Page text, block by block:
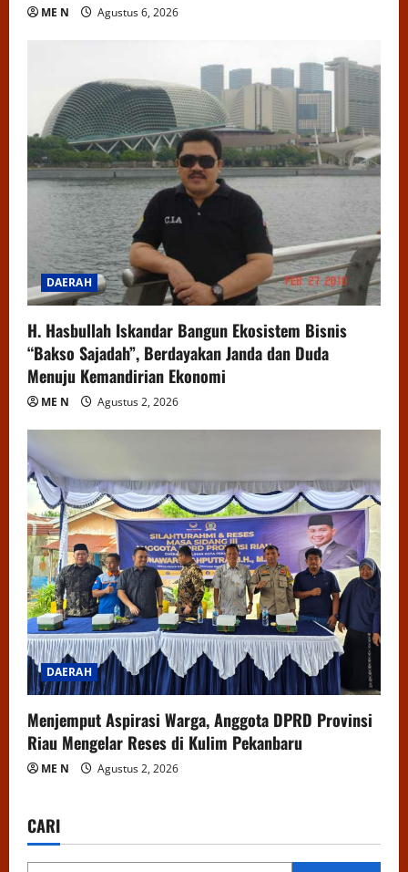
ME N Agustus 6, 2026
DAERAH
H. Hasbullah Iskandar Bangun Ekosistem Bisnis
“Bakso Sajadah”, Berdayakan Janda dan Duda
Menuju Kemandirian Ekonomi
ME N Agustus 2, 2026
DAERAH
Menjemput Aspirasi Warga, Anggota DPRD Provinsi
Riau Mengelar Reses di Kulim Pekanbaru
ME N Agustus 2, 2026
CARI